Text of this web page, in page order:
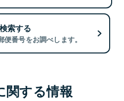
索する
番号をお調べします。
関する情報